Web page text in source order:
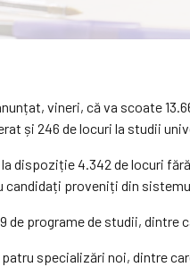
vineri, că va scoate
și 246 de locuri la studii
dispoziție 4.342 de locuri
candidați proveniți din
programe de studii, dintre
specializări noi, dintre